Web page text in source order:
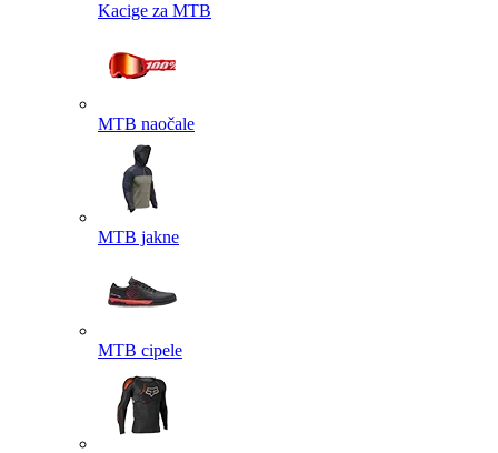
Kacige za MTB
MTB naočale
MTB jakne
MTB cipele